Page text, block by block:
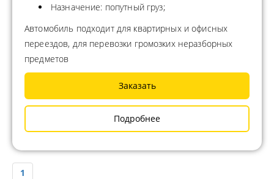
Назначение: попутный груз;
Автомобиль подходит для квартирных и офисных
переездов, для перевозки громозких неразборных
предметов
Заказать
Подробнее
1